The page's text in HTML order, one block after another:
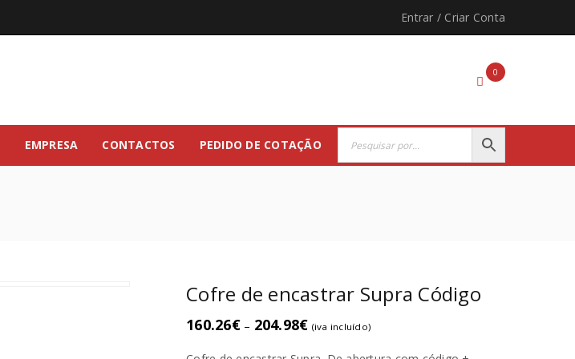
Entrar / Criar Conta
0
EMPRESA CONTACTOS PEDIDO DE COTAÇÃO
Cofre de encastrar Supra Código
160.26€ – 204.98€ (iva incluído)